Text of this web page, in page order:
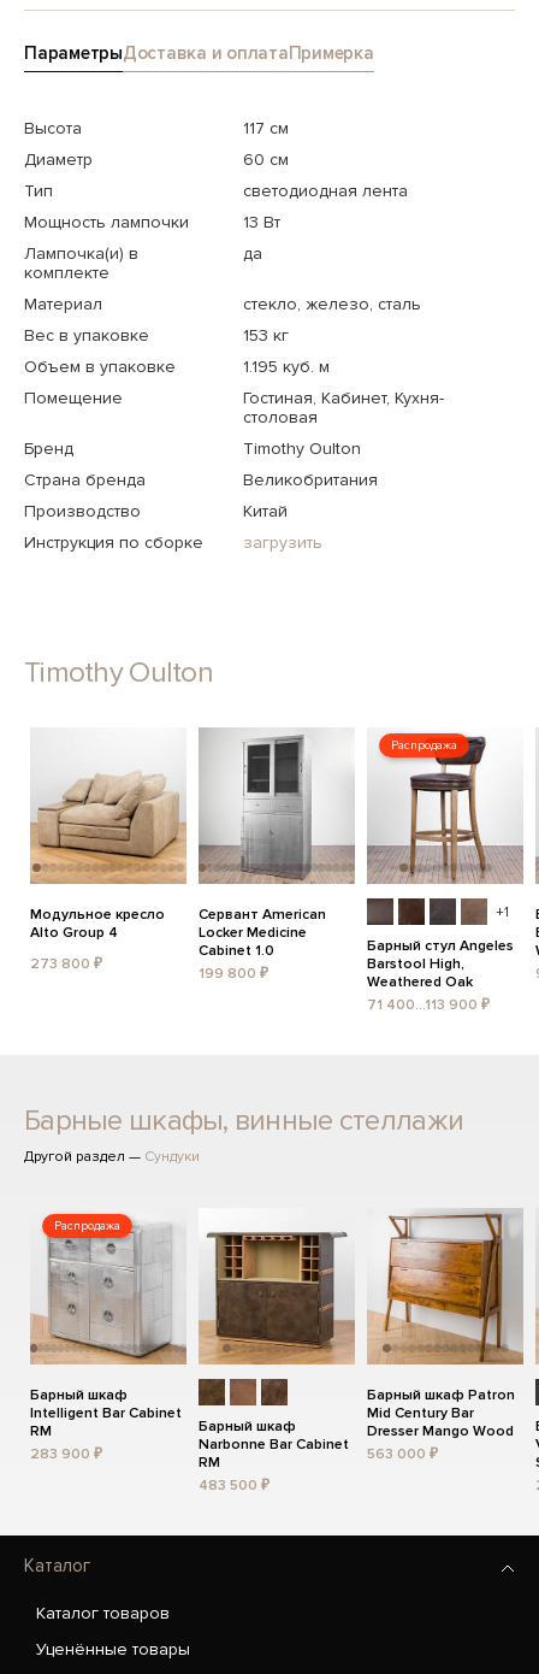
ПараметрыДоставка и оплатаПримерка
Высота
117 см
Диаметр
60 см
Тип
светодиодная лента
Мощность лампочки
13 Вт
Лампочка(и) в
комплекте
да
Материал
стекло, железо, сталь
Вес в упаковке
153 кг
Объем в упаковке
1.195 куб. м
Помещение
Гостиная, Кабинет, Кухня-
столовая
Бренд
Timothy Oulton
Страна бренда
Великобритания
Производство
Китай
Инструкция по сборке
загрузить
Timothy Oulton
Модульное кресло
Alto Group 4
273 800 ₽
Сервант American
Locker Medicine
Cabinet 1.0
199 800 ₽
Распродажа
+1
Барный стул Angeles
Barstool High,
Weathered Oak
71 400...113 900 ₽
Барные шкафы, винные стеллажи
Другой раздел — Сундуки
Распродажа
Барный шкаф
Intelligent Bar Cabinet
RM
283 900 ₽
Барный шкаф
Narbonne Bar Cabinet
RM
483 500 ₽
Барный шкаф Patron
Mid Century Bar
Dresser Mango Wood
563 000 ₽
Каталог
Каталог товаров
Уценённые товары